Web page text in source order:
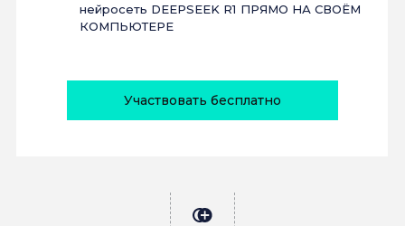
нейросеть DEEPSEEK R1 ПРЯМО НА СВОЁМ
КОМПЬЮТЕРЕ
Участвовать бесплатно